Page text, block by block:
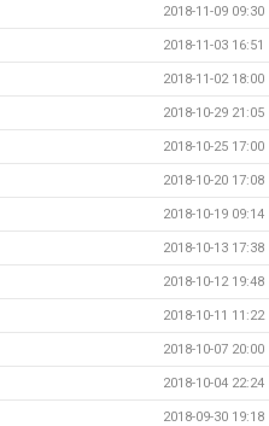
2018-11-09 09:30
2018-11-03 16:51
2018-11-02 18:00
2018-10-29 21:05
2018-10-25 17:00
2018-10-20 17:08
2018-10-19 09:14
2018-10-13 17:38
2018-10-12 19:48
2018-10-11 11:22
2018-10-07 20:00
2018-10-04 22:24
2018-09-30 19:18